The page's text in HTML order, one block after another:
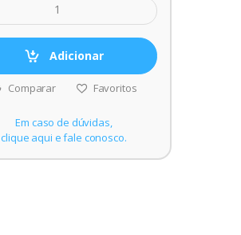
Adicionar
Comparar Favoritos
Em caso de dúvidas,
clique aqui e fale conosco.